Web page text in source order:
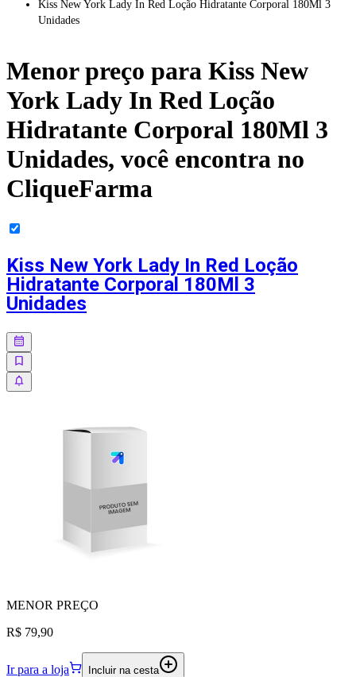
Kiss New York Lady In Red Loção Hidratante Corporal 180Ml 3
Unidades
Menor preço para Kiss New
York Lady In Red Loção
Hidratante Corporal 180Ml 3
Unidades, você encontra no
CliqueFarma
Kiss New York Lady In Red Loção
Hidratante Corporal 180Ml 3
Unidades
MENOR PREÇO
R$ 79,90
Ir para a loja Incluir na cesta